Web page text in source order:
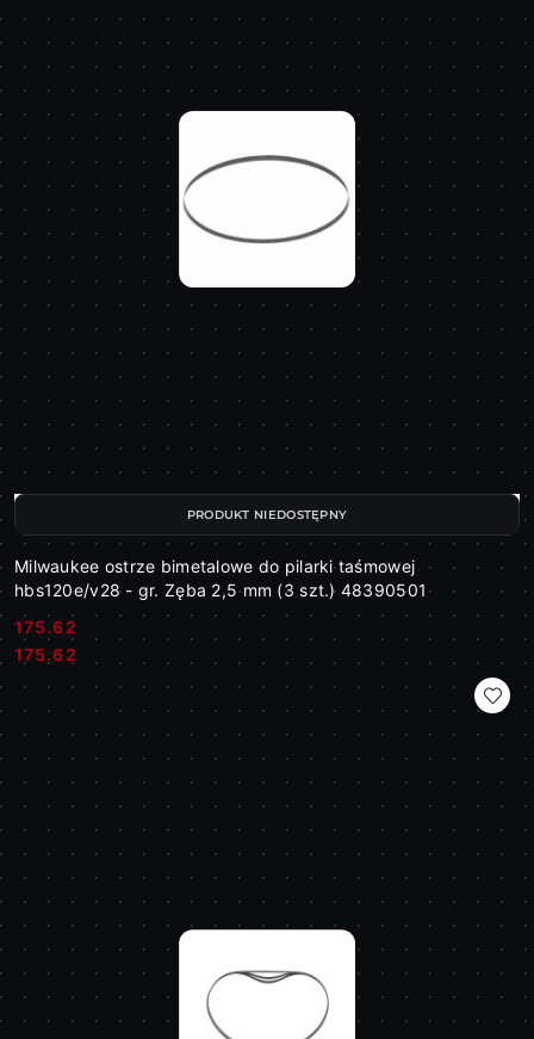
Milwaukee ostrze bimetalowe do pilarki taśmowej
hbs120e/v28 - gr. Zęba 2,5 mm (3 szt.) 48390501
Cena:
175.62
Cena:
175.62
PRODUKT NIEDOSTĘPNY